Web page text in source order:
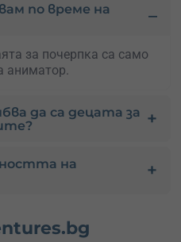
по време на
за почерпка са само
аниматор.
да са децата за
на